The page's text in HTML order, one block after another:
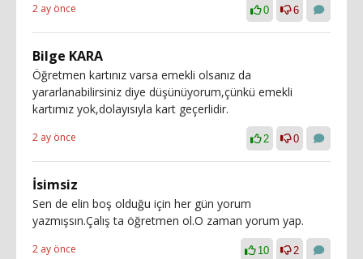
2 ay önce 0 6
Bilge KARA
Öğretmen kartınız varsa emekli olsanız da
yararlanabilirsiniz diye düşünüyorum,çünkü emekli
kartımız yok,dolayısıyla kart geçerlidir.
2 ay önce 2 0
İsimsiz
Sen de elin boş olduğu için her gün yorum
yazmışsın.Çalış ta öğretmen ol.O zaman yorum yap.
2 ay önce 10 2